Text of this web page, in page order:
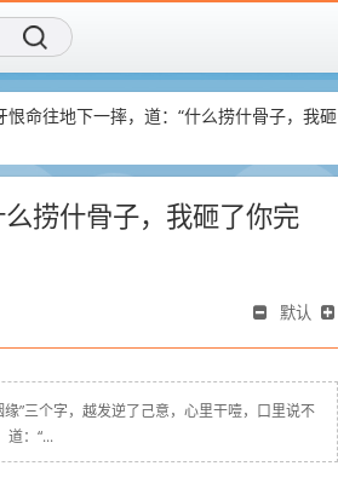
恨命往地下一摔，道：“什么捞什骨子，我砸
捞什骨子，我砸了你完
默认
”三个字，越发逆了己意，心里干噎，口里说不
道：“...